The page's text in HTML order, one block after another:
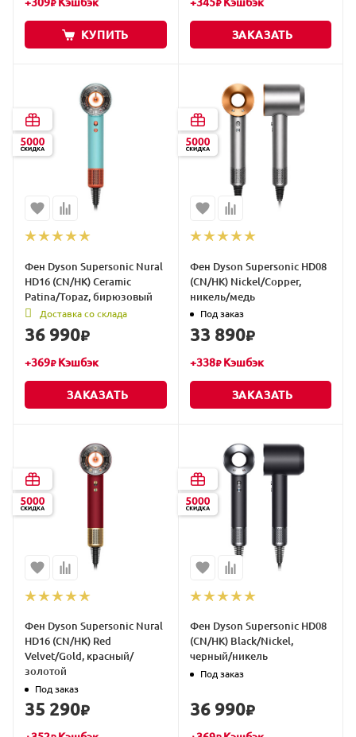
₽
КУПИТЬ
₽
ЗАКАЗАТЬ
Фен Dyson Supersonic Nural
HD16 (CN/HK) Ceramic
Patina/Topaz, бирюзовый
Доставка со склада
36 990₽
+369₽Кэшбэк
ЗАКАЗАТЬ
Фен Dyson Supersonic HD08
(CN/HK) Nickel/Copper,
никель/медь
Под заказ
33 890₽
+338₽Кэшбэк
ЗАКАЗАТЬ
Фен Dyson Supersonic Nural
HD16 (CN/HK) Red
Velvet/Gold, красный/
золотой
Под заказ
35 290₽
Фен Dyson Supersonic HD08
(CN/HK) Black/Nickel,
черный/никель
Под заказ
36 990₽